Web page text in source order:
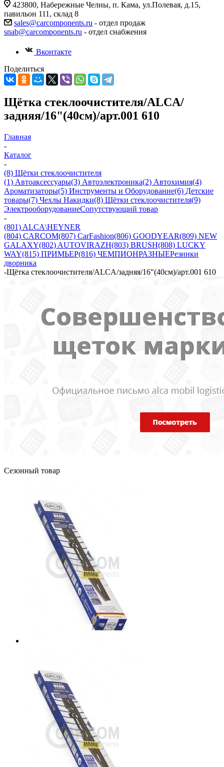
423800, Набережные Челны, п. Кама, ул.Полевая, д.15,
павильон 111, склад 8
sales@carcomponents.ru - отдел продаж
snab@carcomponents.ru - отдел снабжения
Вконтакте
Поделиться
Щётка стеклоочистителя/ALCA/
задняя/16"(40см)/арт.001 610
Главная
-
Каталог
-
(8) Щётки стеклоочистителя
(1) Автоаксессуары(3) Автоэлектроника(2) Автохимия(4)
Ароматизаторы(5) Инструменты и Оборудование(6) Детские
товары(7) Чехлы Накидки(8) Щётки стеклоочистителя(9)
ЭлектрооборудованиеСопутствующий товар
-
(801) ALCA\HEYNER
(804) CARCOM(807) CarFashion(806) GOODYEAR(809) NEW
GALAXY(802) AUTOVIRAZH(803) BRUSH(808) LUCKY
WAY(815) ПРИМЬЕР(816) ЧЕМПИОНРАЗНЫЕРезинки
дворника
-Щётка стеклоочистителя/ALCA/задняя/16"(40см)/арт.001 610
Сезонный товар